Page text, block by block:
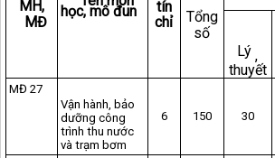
MH,
MĐ
học, mô đun
tín
chỉ
Tổng
số
Lý ,
thuyết
MĐ 27
Vận hành, bảo
dưỡng công
trình thu nước
và trạm bơm
6 150 30